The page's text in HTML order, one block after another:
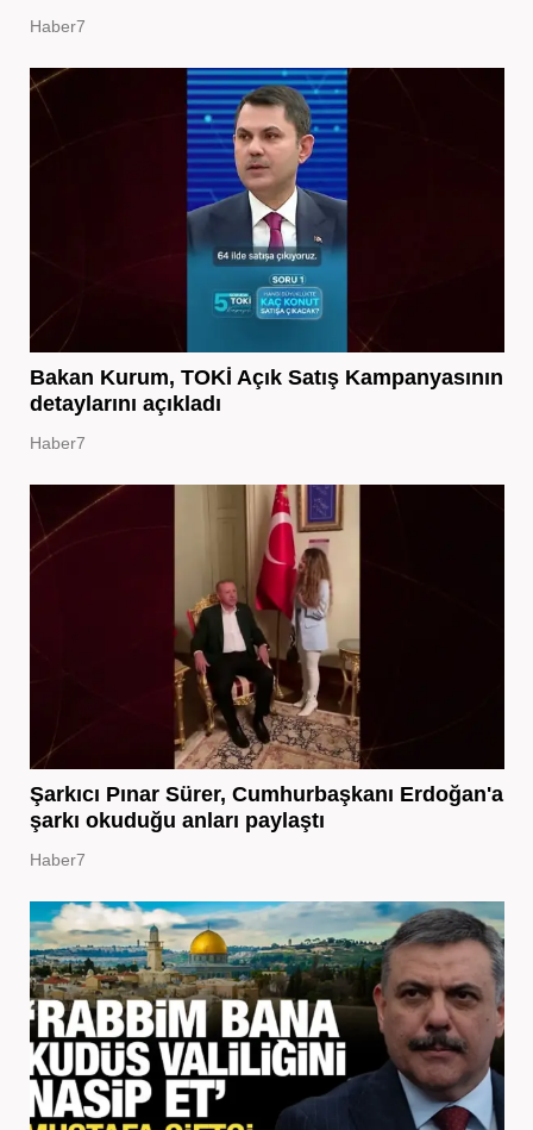
Haber7
Bakan Kurum, TOKİ Açık Satış Kampanyasının
detaylarını açıkladı
Haber7
Şarkıcı Pınar Sürer, Cumhurbaşkanı Erdoğan'a
şarkı okuduğu anları paylaştı
Haber7